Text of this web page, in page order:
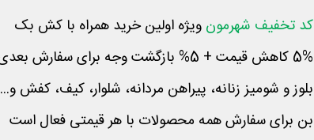
کد تخفیف شهرمون ویژه اولین خرید همراه با کش بک
5% کاهش قیمت + 5% بازگشت وجه برای سفارش بعدی
بلوز و شومیز زنانه، پیراهن مردانه، شلوار، کیف، کفش و...
بن برای سفارش همه محصولات با هر قیمتی فعال است